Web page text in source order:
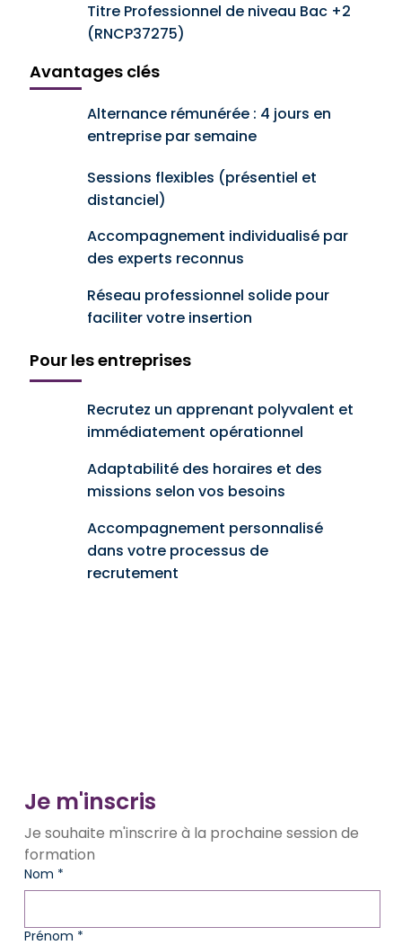
Titre Professionnel de niveau Bac +2
(RNCP37275)
Avantages clés
Alternance rémunérée : 4 jours en
entreprise par semaine
Sessions flexibles (présentiel et
distanciel)
Accompagnement individualisé par
des experts reconnus
Réseau professionnel solide pour
faciliter votre insertion
Pour les entreprises
Recrutez un apprenant polyvalent et
immédiatement opérationnel
Adaptabilité des horaires et des
missions selon vos besoins
Accompagnement personnalisé
dans votre processus de
recrutement
Je m'inscris
Je souhaite m'inscrire à la prochaine session de
Nom *
Prénom *